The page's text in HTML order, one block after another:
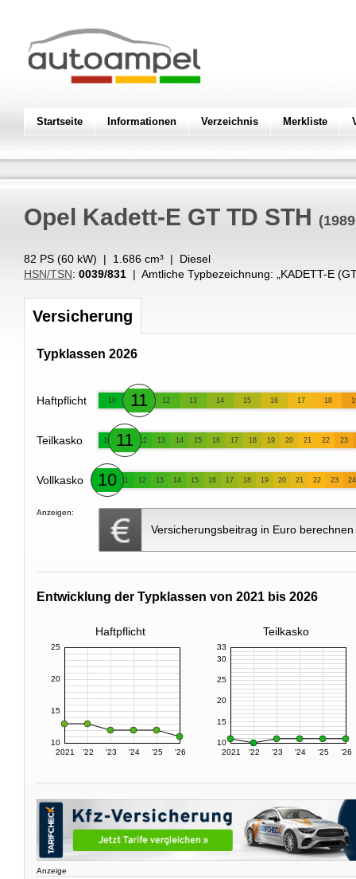
Startseite Informationen Verzeichnis Merkliste
Opel Kadett-E GT TD STH
82 PS (60 kW) | 1.686 cm³ | Diesel
HSN/TSN: 0039/831 | Amtliche Typbezeichnung: „ KADETT-E
Versicherung
Typklassen 2026
Haftpflicht 10 11 12 13 14 15 16 17 18
Teilkasko 10 11 12 13 14 15 16 17 18 19 20 21 22 23
Vollkasko 10 11 12 13 14 15 16 17 18 19 20 21 22 23 24
Anzeigen:
Versicherungsbeitrag in Euro berechnen
Entwicklung der Typklassen von 2021 bis 2026
Haftpflicht Teilkasko
2021 '22 '23 '24 '25 '26
10
15
20
25
2021 '22 '23 '24 '25 '26
10
15
20
25
30
33
Anzeige